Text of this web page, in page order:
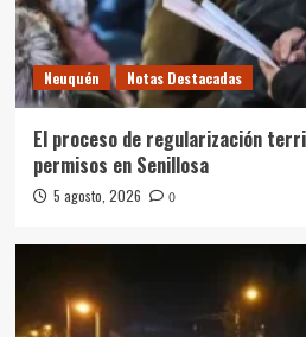
Neuquén Notas Destacadas
El proceso de regularización
permisos en Senillosa
5 agosto, 2026 0